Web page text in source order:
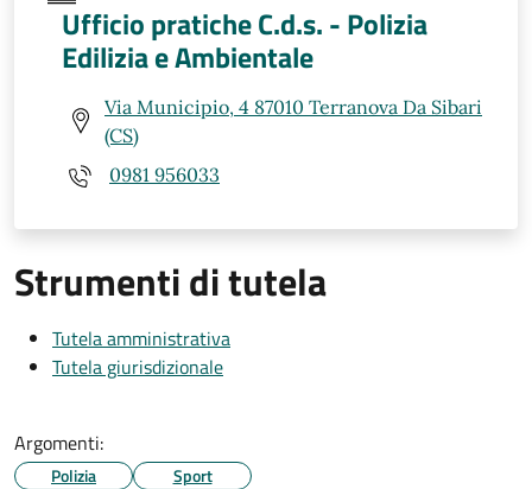
Ufficio pratiche C.d.s. - Polizia
Edilizia e Ambientale
Via Municipio, 4 87010 Terranova Da Sibari
(CS)
0981 956033
Strumenti di tutela
Tutela amministrativa
Tutela giurisdizionale
Argomenti:
Polizia Sport